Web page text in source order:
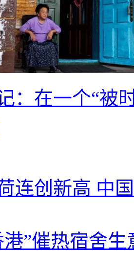
：在一个“被
连创新高 中
港”催热宿舍